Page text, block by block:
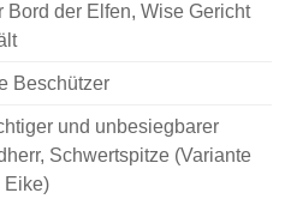
Bord der Elfen, Wise Gericht
Beschützer
und unbesiegbarer
Schwertspitze (Variante
Eike)